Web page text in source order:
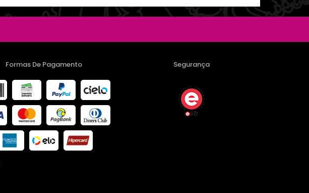
Formas De Pagamento Segurança